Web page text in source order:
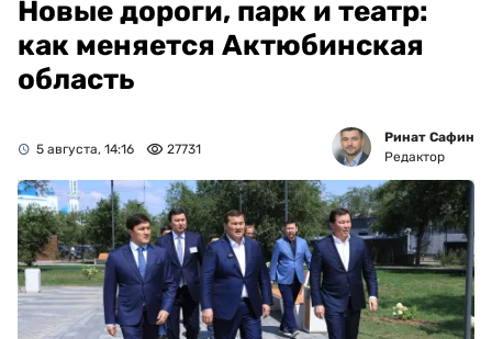
Новые дороги, парк и театр:
как меняется Актюбинская
область
5 августа, 14:16 27731
Ринат Сафин
Редактор